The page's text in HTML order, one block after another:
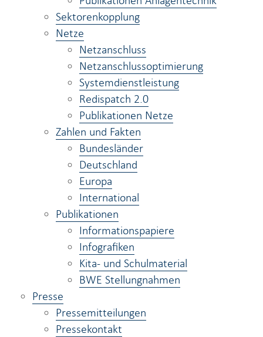
Sektorenkopplung
Netze
Netzanschluss
Netzanschlussoptimierung
Systemdienstleistung
Redispatch 2.0
Publikationen Netze
Zahlen und Fakten
Bundesländer
Deutschland
Europa
International
Publikationen
Informationspapiere
Infografiken
Kita- und Schulmaterial
BWE Stellungnahmen
Presse
Pressemitteilungen
Pressekontakt